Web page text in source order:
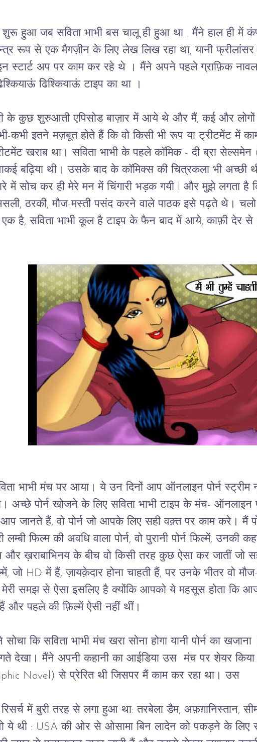
हुआ जब सविता भाभी बस चालू ही हुआ था . मैंने हाल ही में
रूप से एक मैगज़ीन के लिए लेख लिख रहा था, यानी
स्टार्ट अप पर काम कर रहे थे । मैंने अपने पहले ग्राफ़िक
ढिश्कियाऊं टाइप का था ।
के कुछ शुरुआती एपिसोड बाज़ार में आये थे और मैं, कई और
कभी इतने मज़बूत होते हैं कि वो किसी भी रूप या ट्रीटमेंट में
खराब था। सविता भाभी के पहले कॉमिक - दी ब्रा
बढ़िया थी। उसके बाद के कॉमिक्स की चित्रकला भी अच्छी
में सोच कर ही मेरे मन में चिंगारी भड़क गयी l और मुझे लगता है
ठरकी, मौज-मस्ती पसंद करने वाले पाठक इसे पढ़ते थे। चलो
एक है, सविता भाभी कूल है टाइप के फैन बाद में आये, काफ़ी
भाभी मंच पर आया। ये उन दिनों आप ऑनलाइन पोर्न
अच्छे पोर्न खोजने के लिए सविता भाभी टाइप के मंच-
जानते हैं, वो पोर्न जो आपके लिए सही वक़्त पर काम करे। मैं
लम्बी फिल्म की अवधि वाला पोर्न, वो पुरानी पोर्न फिल्में, उनकी
और ख़राबाभिनय के बीच वो किसी तरह कुछ ऐसा कर जातीं
जो HD में हैं, ज़ायक़ेदार होना चाहती हैं, पर उनके भीतर वो
समझ से ऐसा इसलिए है क्योंकि आपको ये महसूस होता कि
हैं और पहले की फ़िल्में ऐसी नहीं थीं।
सोचा कि सविता भाभी मंच खरा सोना होगा यानी पोर्न का
देखा। मैंने अपनी कहानी का आईडिया उस  मंच पर शेयर
Novel) से प्रेरित थी जिसपर मैं काम कर रहा था। उस
में बुरी तरह से लगा हुआ था: तरबेला डैम, अफ़ग़ानिस्तान,
ये थी : USA की ओर से ओसामा बिन लादेन को पकड़ने के लिए